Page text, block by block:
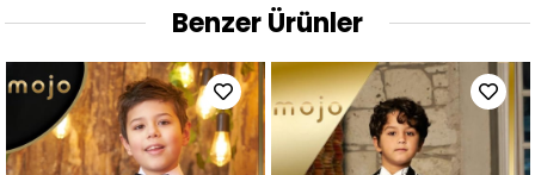
Benzer Ürünler